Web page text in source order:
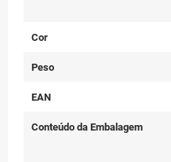
Cor
Peso
EAN
Conteúdo da Embalagem